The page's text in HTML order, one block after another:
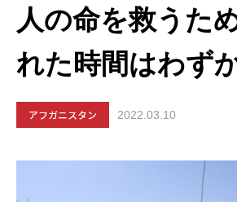
人の命を救うた
れた時間はわず
アフガニスタン 2022.03.10